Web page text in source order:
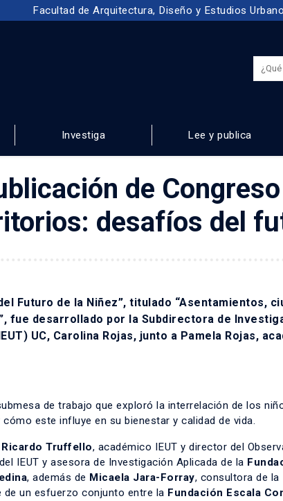
Facultad de Arquitectura, Diseño y Estudios
Investiga Lee y publica
de
desafíos del
Futuro de la Niñez”, titulado “Asentamientos,
fue desarrollado por la Subdirectora de
UC, Carolina Rojas, junto a Pamela Rojas,
de trabajo que exploró la interrelación de los
este influye en su bienestar y calidad de vida.
Ricardo Truffello, académico IEUT y director del
IEUT y asesora de Investigación Aplicada de la
, además de Micaela Jara-Forray, consultora de la
de un esfuerzo conjunto entre la Fundación Escala